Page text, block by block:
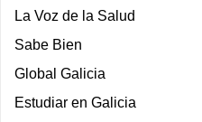
La Voz de la Salud
Sabe Bien
Global Galicia
Estudiar en Galicia